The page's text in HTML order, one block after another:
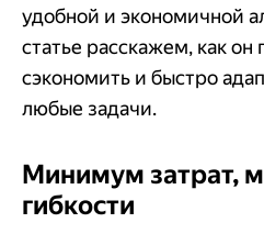
удобной и экономичной
статье расскажем, как он
сэкономить и быстро
любые задачи.
Минимум затрат,
гибкости